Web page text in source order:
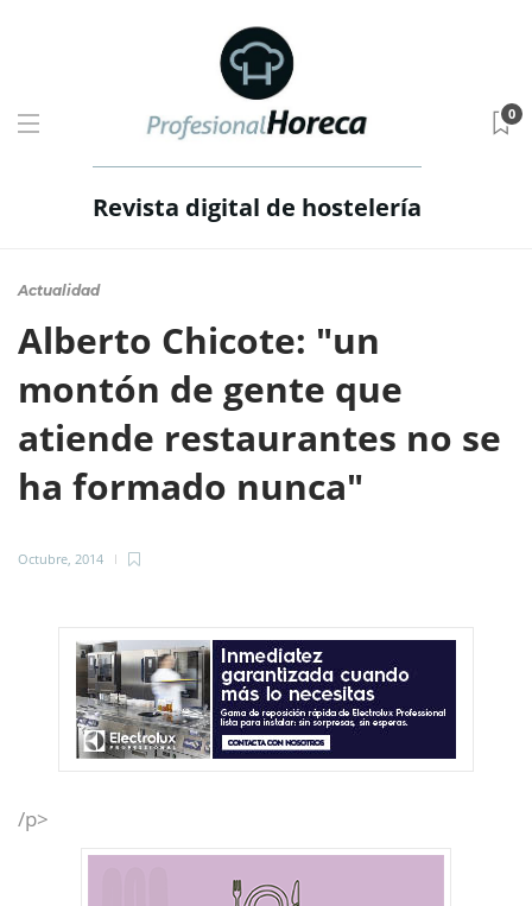
Revista digital de hostelería
0
Actualidad
Alberto Chicote: "un
montón de gente que
atiende restaurantes no se
ha formado nunca"
Octubre, 2014
/p>